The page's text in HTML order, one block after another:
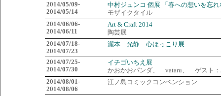
2014/05/09-
2014/05/14
中村ジュンコ 個展 「春への想いを忘れ
モザイクタイル
2014/06/06-
2014/06/11
Art & Craft 2014
陶芸展
2014/07/18-
2014/07/23
瀧本 光静 心ほっこり展
2014/07/25-
2014/07/30
イチゴいちえ展
かおかおパンダ、 vataru、 ゲスト
2014/08/01-
2014/08/06
江ノ島コミックコンベンション